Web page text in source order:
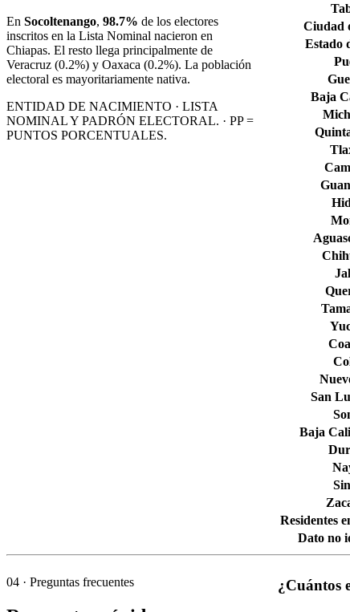
En Socoltenango, 98.7% de los electores
inscritos en la Lista Nominal nacieron en
Chiapas. El resto llega principalmente de
Veracruz (0.2%) y Oaxaca (0.2%). La población
electoral es mayoritariamente nativa.
ENTIDAD DE NACIMIENTO · LISTA
NOMINAL Y PADRÓN ELECTORAL. · PP =
PUNTOS PORCENTUALES.
Ciudad
Estado
Baja
San
Baja
Residentes
Dato no
04 · Preguntas frecuentes ¿Cuántos